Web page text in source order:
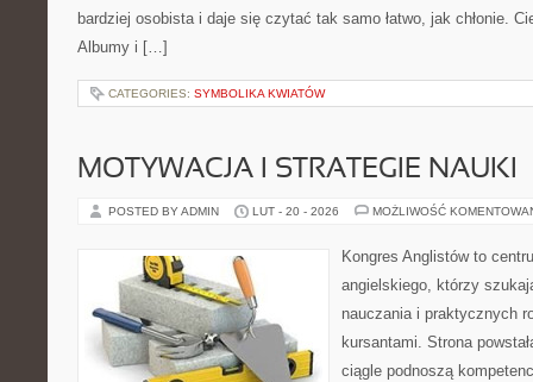
bardziej osobista i daje się czytać tak samo łatwo, jak chłonie.
Albumy i […]
CATEGORIES: SYMBOLIKA KWIATÓW
MOTYWACJA I STRATEGIE NAUKI
POSTED BY ADMIN LUT - 20 - 2026 MOŻLIWOŚĆ
Kongres Anglistów to
angielskiego, którzy
nauczania i praktycznych
kursantami. Strona
ciągle podnoszą